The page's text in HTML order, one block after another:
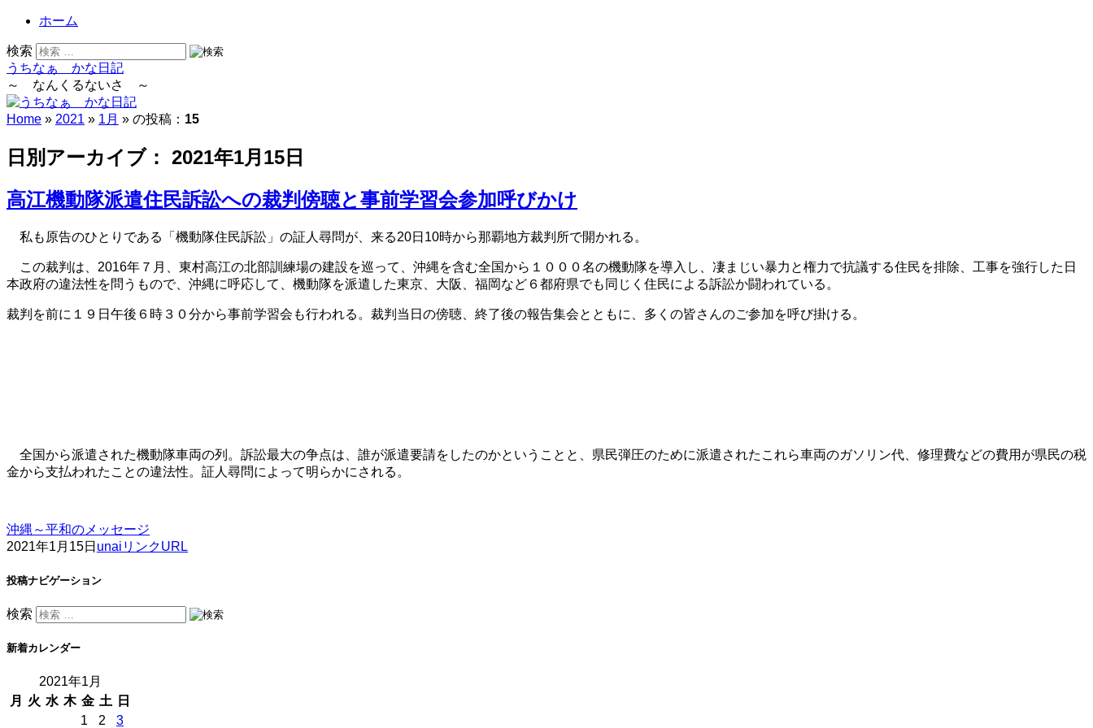
ホーム
検索
うちなぁ かな日記
～ なんくるないさ ～
Home » 2021 » 1月 » の投稿： 15
日別アーカイブ： 2021年1月15日
高江機動隊派遣住民訴訟への裁判傍聴と事前学習会参加呼びかけ
私も原告のひとりである「機動隊住民訴訟」の証人尋問が、来る20日10時から那覇地方裁判所で開かれる。
この裁判は、2016年７月、東村高江の北部訓練場の建設を巡って、沖縄を含む全国から１０００名の機動隊を導入し、凄まじい暴力と権力で抗議する住民を排除、工事を強行した日
本政府の違法性を問うもので、沖縄に呼応して、機動隊を派遣した東京、大阪、福岡など６都府県でも同じく住民による訴訟か闘われている。
裁判を前に１９日午後６時３０分から事前学習会も行われる。裁判当日の傍聴、終了後の報告集会とともに、多くの皆さんのご参加を呼び掛ける。
全国から派遣された機動隊車両の列。訴訟最大の争点は、誰が派遣要請をしたのかということと、県民弾圧のために派遣されたこれら車両のガソリン代、修理費などの費用が県民の税
金から支払われたことの違法性。証人尋問によって明らかにされる。
沖縄～平和のメッセージ
2021年1月15日 unai リンクURL
投稿ナビゲーション
検索
新着カレンダー
2021年1月
月
火 水 木 金 土 日
1
2
3